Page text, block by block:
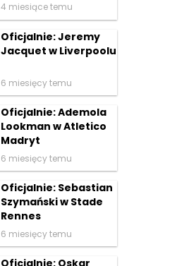
4 miesiące temu
Oficjalnie: Jeremy
Jacquet w Liverpoolu
6 miesięcy temu
Oficjalnie: Ademola
Lookman w Atletico
Madryt
6 miesięcy temu
Oficjalnie: Sebastian
Szymański w Stade
Rennes
6 miesięcy temu
Oficjalnie: Oskar